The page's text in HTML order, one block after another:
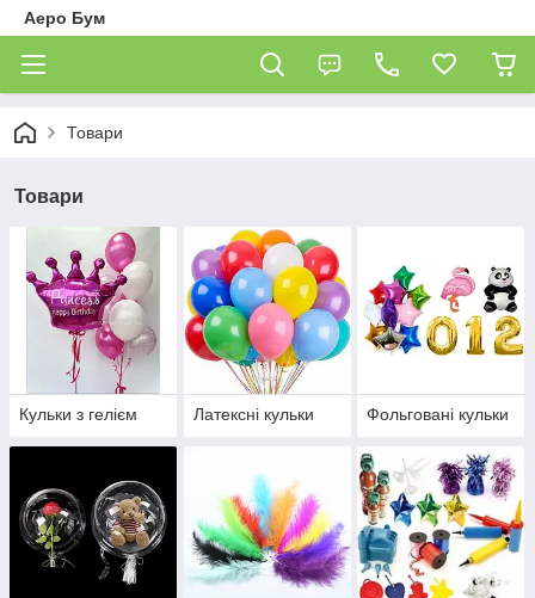
Аеро Бум
Товари
Товари
Кульки з гелієм Латексні кульки Фольговані кульки